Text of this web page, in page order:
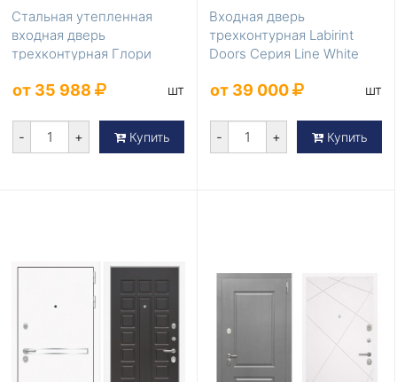
Стальная утепленная
входная дверь
трехконтурная Глори
квар...
от 35 988 шт
- + Купить
Входная дверь
трехконтурная Labirint
Doors Серия Line White
от 39 000 шт
- + Купить